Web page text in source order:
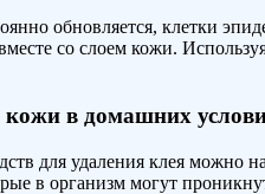
обновляется, клетки
со слоем кожи.
кожи в домашних
для удаления клея можно
в организм могут